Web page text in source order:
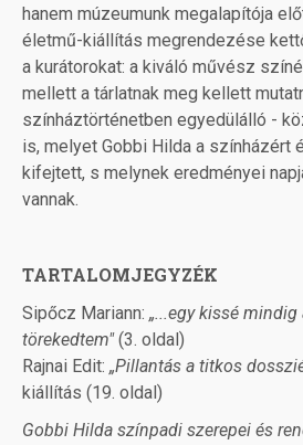
hanem múzeumunk megalapítója
életmű-kiállítás megrendezése
a kurátorokat: a kiváló művész
mellett a tárlatnak meg kellett
színháztörténetben egyedülálló -
is, melyet Gobbi Hilda a színházért
kifejtett, s melynek eredményei
vannak.
TARTALOMJEGYZÉK
Sipőcz Mariann: „...egy kissé
törekedtem"(3. oldal)
Rajnai Edit: „Pillantás a titkos
kiállítás (19. oldal)
Gobbi Hilda színpadi szerepei és